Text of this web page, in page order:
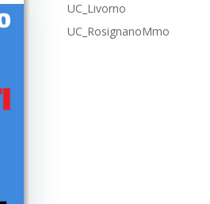
UC_Livorno
UC_RosignanoMmo